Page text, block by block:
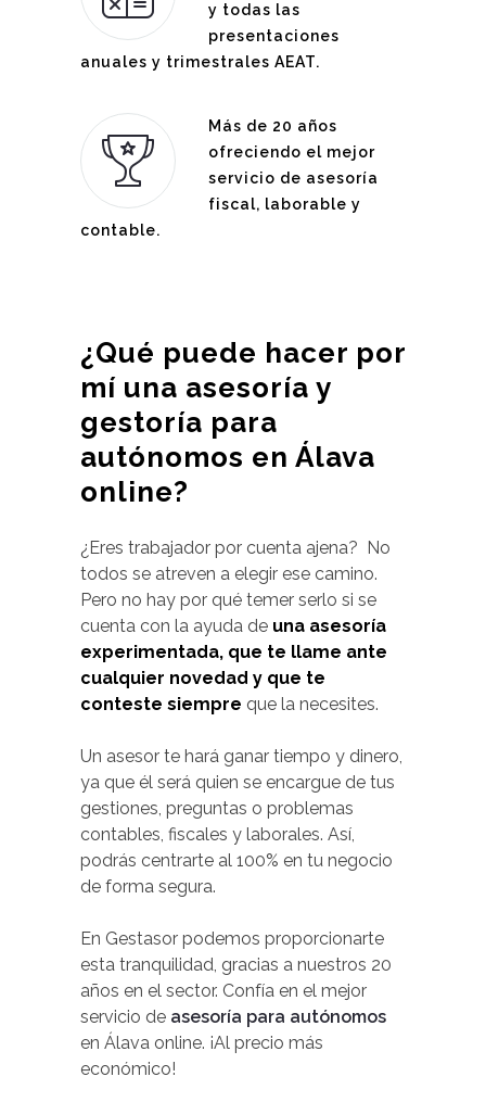
y todas las
presentaciones
anuales y trimestrales AEAT.
Más de 20 años
ofreciendo el mejor
servicio de asesoría
fiscal, laborable y
contable.
¿Qué puede hacer por
mí una asesoría y
gestoría para
autónomos en Álava
online?
¿Eres trabajador por cuenta ajena? No
todos se atreven a elegir ese camino.
Pero no hay por qué temer serlo si se
cuenta con la ayuda de una asesoría
experimentada, que te llame ante
cualquier novedad y que te
conteste siempre que la necesites.
Un asesor te hará ganar tiempo y dinero,
ya que él será quien se encargue de tus
gestiones, preguntas o problemas
contables, fiscales y laborales. Así,
podrás centrarte al 100% en tu negocio
de forma segura.
En Gestasor podemos proporcionarte
esta tranquilidad, gracias a nuestros 20
años en el sector. Confía en el mejor
servicio de asesoría para autónomos
en Álava online. ¡Al precio más
económico!